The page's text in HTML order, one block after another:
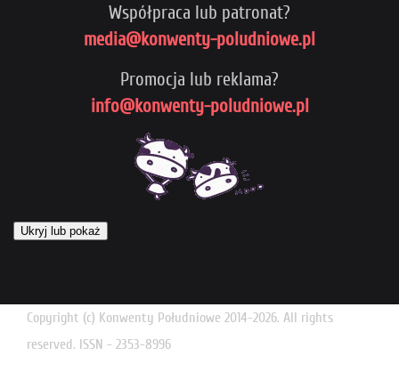
Współpraca lub patronat?
media@konwenty-poludniowe.pl
Promocja lub reklama?
info@konwenty-poludniowe.pl
Ukryj lub pokaż
Copyright (c) Konwenty Południowe 2014-2026. All rights
reserved. ISSN - 2353-8996